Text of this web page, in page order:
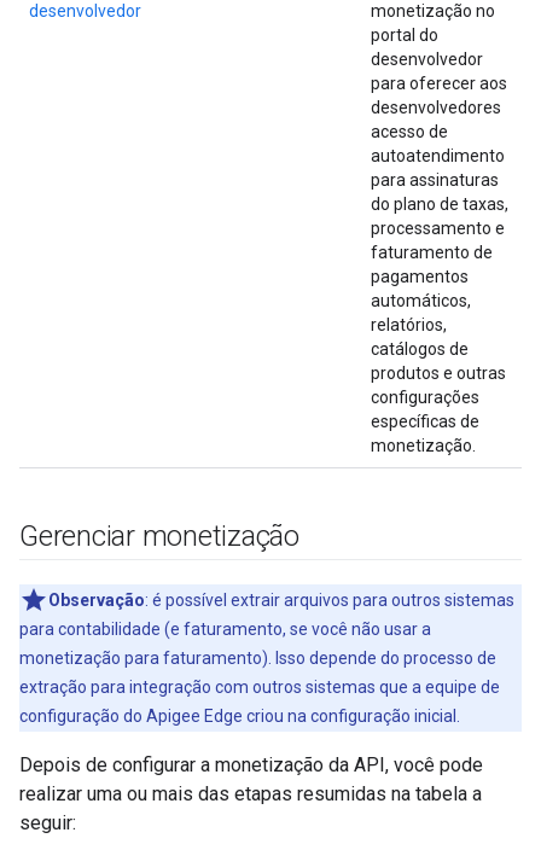
desenvolvedor
monetização no
portal do
desenvolvedor
para oferecer aos
desenvolvedores
acesso de
autoatendimento
para assinaturas
do plano de taxas,
processamento e
faturamento de
pagamentos
automáticos,
relatórios,
catálogos de
produtos e outras
configurações
específicas de
monetização.
Gerenciar monetização
Observação: é possível extrair arquivos para outros sistemas
para contabilidade (e faturamento, se você não usar a
monetização para faturamento). Isso depende do processo de
extração para integração com outros sistemas que a equipe de
configuração do Apigee Edge criou na configuração inicial.
Depois de configurar a monetização da API, você pode
realizar uma ou mais das etapas resumidas na tabela a
seguir: